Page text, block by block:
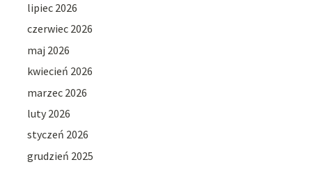
lipiec 2026
czerwiec 2026
maj 2026
kwiecień 2026
marzec 2026
luty 2026
styczeń 2026
grudzień 2025